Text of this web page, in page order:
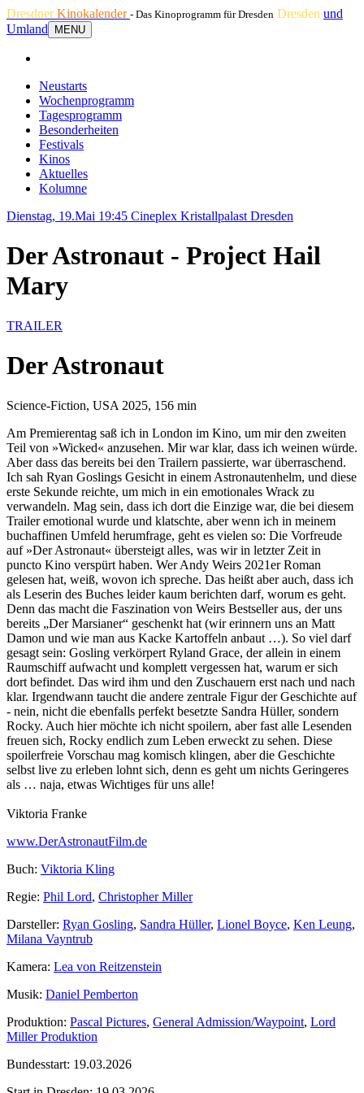
DresdnerKinokalender - Das Kinoprogramm für Dresden Dresden und
Umland
MENU
Neustarts
Wochenprogramm
Tagesprogramm
Besonderheiten
Festivals
Kinos
Aktuelles
Kolumne
Dienstag, 19.Mai 19:45 Cineplex Kristallpalast Dresden
Der Astronaut - Project Hail
Mary
TRAILER
Der Astronaut
Science-Fiction, USA 2025, 156 min
Am Premierentag saß ich in London im Kino, um mir den zweiten
Teil von »Wicked« anzusehen. Mir war klar, dass ich weinen würde.
Aber dass das bereits bei den Trailern passierte, war überraschend.
Ich sah Ryan Goslings Gesicht in einem Astronautenhelm, und diese
erste Sekunde reichte, um mich in ein emotionales Wrack zu
verwandeln. Mag sein, dass ich dort die Einzige war, die bei diesem
Trailer emotional wurde und klatschte, aber wenn ich in meinem
buchaffinen Umfeld herumfrage, geht es vielen so: Die Vorfreude
auf »Der Astronaut« übersteigt alles, was wir in letzter Zeit in
puncto Kino verspürt haben. Wer Andy Weirs 2021er Roman
gelesen hat, weiß, wovon ich spreche. Das heißt aber auch, dass ich
als Leserin des Buches leider kaum berichten darf, worum es geht.
Denn das macht die Faszination von Weirs Bestseller aus, der uns
bereits „Der Marsianer“ geschenkt hat (wir erinnern uns an Matt
Damon und wie man aus Kacke Kartoffeln anbaut …). So viel darf
gesagt sein: Gosling verkörpert Ryland Grace, der allein in einem
Raumschiff aufwacht und komplett vergessen hat, warum er sich
dort befindet. Das wird ihm und den Zuschauern erst nach und nach
klar. Irgendwann taucht die andere zentrale Figur der Geschichte auf
- nein, nicht die ebenfalls perfekt besetzte Sandra Hüller, sondern
Rocky. Auch hier möchte ich nicht spoilern, aber fast alle Lesenden
freuen sich, Rocky endlich zum Leben erweckt zu sehen. Diese
spoilerfreie Vorschau mag komisch klingen, aber die Geschichte
selbst live zu erleben lohnt sich, denn es geht um nichts Geringeres
als … naja, etwas Wichtiges für uns alle!
Viktoria Franke
www.DerAstronautFilm.de
Buch: Viktoria Kling
Regie: Phil Lord, Christopher Miller
Darsteller: Ryan Gosling, Sandra Hüller, Lionel Boyce, Ken Leung,
Milana Vayntrub
Kamera: Lea von Reitzenstein
Musik: Daniel Pemberton
Produktion: Pascal Pictures, General Admission/Waypoint, Lord
Miller Produktion
Bundesstart: 19.03.2026